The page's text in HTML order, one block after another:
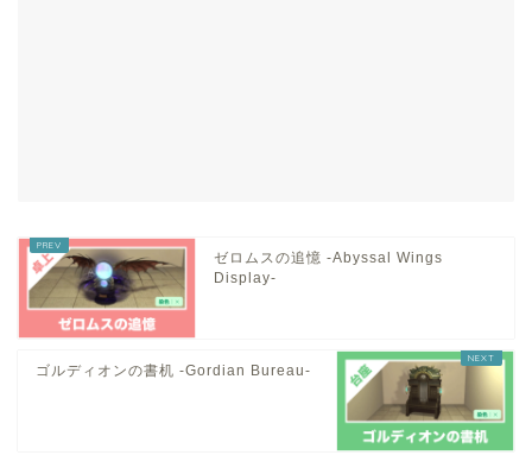
ゼロムスの追憶 -Abyssal Wings
Display-
ゴルディオンの書机 -Gordian Bureau-